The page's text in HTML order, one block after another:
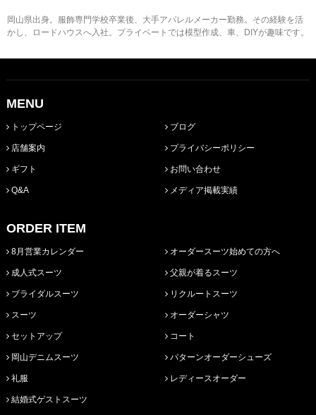
岡山県出身。服飾専門学校卒業後、大手アパレルメーカー勤務。その経験を活
かし、ロードハウスへ入社。プライベートでは模型作成、車、DIYが趣味です。
MENU
トップページ
店舗案内
ギフト
Q&A
ブログ
プライバシーポリシー
お問い合わせ
メディア掲載実績
ORDER ITEM
8月営業カレンダー
成人式スーツ
ブライダルスーツ
スーツ
セットアップ
岡山デニムスーツ
礼服
結婚式ゲストスーツ
オーダースーツ始めての方へ
父親が着るスーツ
リクルートスーツ
オーダーシャツ
コート
パターンオーダーシューズ
レディースオーダー